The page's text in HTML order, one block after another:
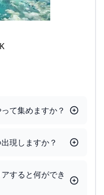
て集めますか？
現しますか？
すると何ができ